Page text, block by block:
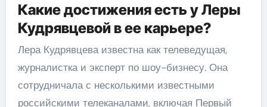
Какие достижения есть у Леры
Кудрявцевой в ее карьере?
Лера Кудрявцева известна как телеведущая,
журналистка и эксперт по шоу-бизнесу. Она
сотрудничала с несколькими известными
российскими телеканалами, включая Первый